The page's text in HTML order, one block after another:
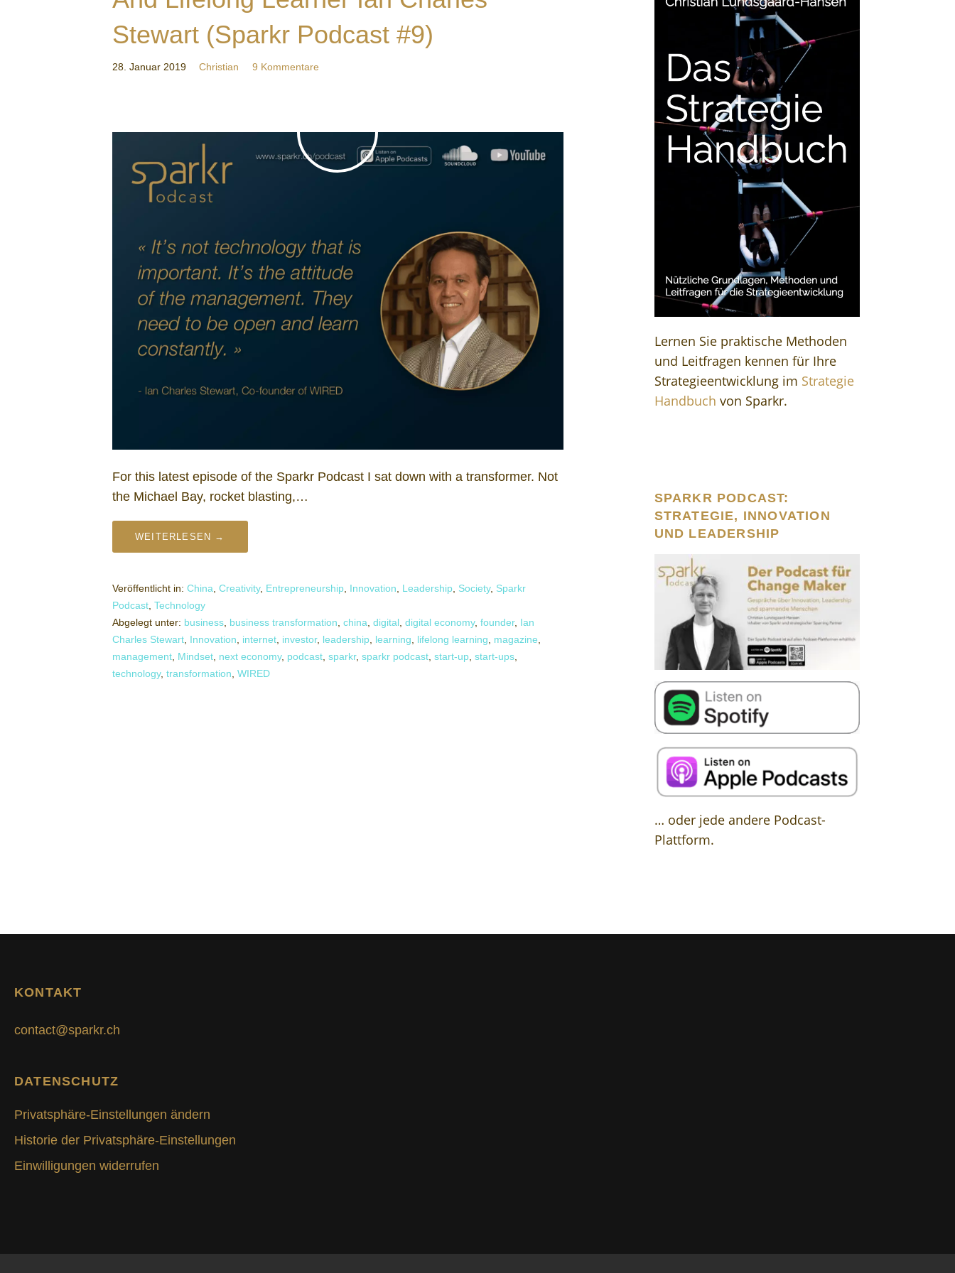
Stewart (Sparkr Podcast #9)
28. Januar 2019 Christian 9 Kommentare
For this latest episode of the Sparkr Podcast I sat down with a transformer. Not
the Michael Bay, rocket blasting,…
WEITERLESEN →
Veröffentlicht in: China, Creativity, Entrepreneurship, Innovation, Leadership, Society, Sparkr
Podcast, Technology
Abgelegt unter: business, business transformation, china, digital, digital economy, founder, Ian
Charles Stewart, Innovation, internet, investor, leadership, learning, lifelong learning, magazine,
management, Mindset, next economy, podcast, sparkr, sparkr podcast, start-up, start-ups,
technology, transformation, WIRED
Lernen Sie praktische Methoden
und Leitfragen kennen für Ihre
Strategieentwicklung im Strategie
Handbuch von Sparkr.
SPARKR PODCAST:
STRATEGIE, INNOVATION
UND LEADERSHIP
… oder jede andere Podcast-
Plattform.
KONTAKT
contact@sparkr.ch
DATENSCHUTZ
Privatsphäre-Einstellungen ändern
Historie der Privatsphäre-Einstellungen
Einwilligungen widerrufen